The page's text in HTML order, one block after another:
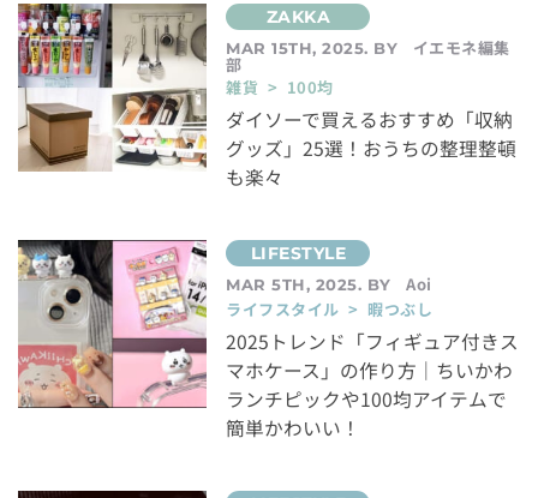
MAR 15TH, 2025. BY イエモネ編集
部
雑貨 > 100均
ダイソーで買えるおすすめ「収納
グッズ」25選！おうちの整理整頓
も楽々
MAR 5TH, 2025. BY
Aoi
ライフスタイル > 暇つぶし
2025トレンド「フィギュア付きス
マホケース」の作り方｜ちいかわ
ランチピックや100均アイテムで
簡単かわいい！